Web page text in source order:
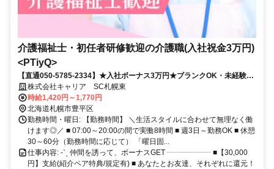
介護福祉士・初任者研修歓迎の介護職(入社祝金3万円)
<PTiyQ>
【直通050-5785-2334】★入社ボーナス3万円★ブランクOK・未経験歓
迎！あなたのペースで介護の現場へ
株式会社キャリア SC札幌東
時給1,420円～1,770円
北海道札幌市豊平区
勤務時間・曜日: 【勤務時間】 ＼生活スタイルに合わせて無理なく働
けます◎／ ■ 07:00～20:00の間で実働8時間 ■ 週3日～勤務OK ■ 休憩
30～60分（勤務時間に応じて） 「曜日固...
仕事内容: -ˋˏ 仲間を誘って、ボーナスGET ┈┈┈┈┈┈ ■【30,000
円】支給(紹介ペア特典/規定有) ■ あなたとお友達、それぞれに還元！